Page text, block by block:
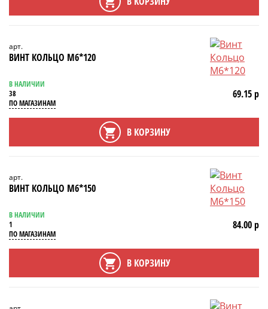
арт.
ВИНТ КОЛЬЦО М6*120
В НАЛИЧИИ
38
ПО МАГАЗИНАМ
69.15 р
В КОРЗИНУ
арт.
ВИНТ КОЛЬЦО М6*150
В НАЛИЧИИ
1
ПО МАГАЗИНАМ
84.00 р
В КОРЗИНУ